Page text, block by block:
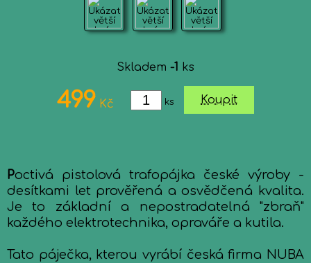
Skladem -1 ks
499 Kč ks Koupit
Poctivá pistolová trafopájka české výroby -
desítkami let prověřená a osvědčená kvalita.
Je to základní a nepostradatelná "zbraň"
každého elektrotechnika, opraváře a kutila.
Tato páječka, kterou vyrábí česká firma NUBA